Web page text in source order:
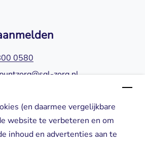
(en daarmee vergelijkbare
website te verbeteren en om
inhoud en advertenties aan te
0580
zorg.nl